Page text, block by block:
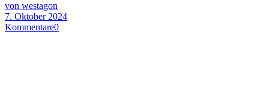
von westagon
7. Oktober 2024
Kommentare0